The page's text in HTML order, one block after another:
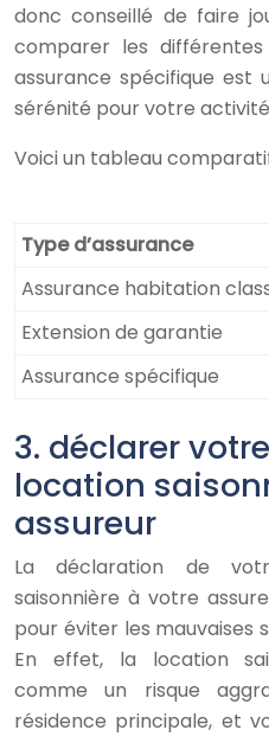
donc conseillé de faire
comparer les
assurance spécifique
sérénité pour votre
Voici un tableau
Type d’assurance
Assurance habitation
Extension de garantie
Assurance spécifique
3. déclarer
location
assureur
La déclaration de
saisonnière à votre
pour éviter les mauvaises
En effet, la location
comme un risque
résidence principale, et